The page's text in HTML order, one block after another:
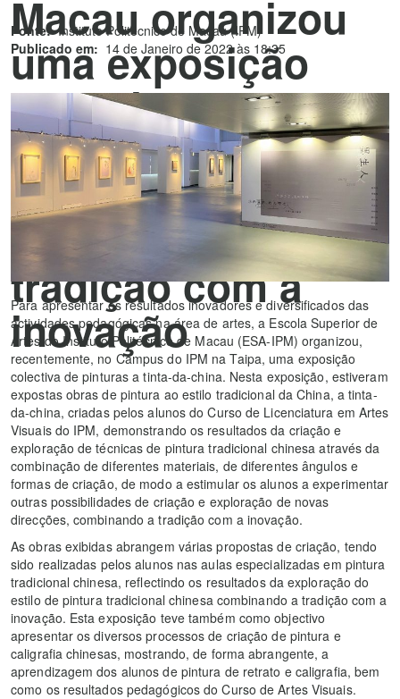
Macau organizou
uma exposição
colectiva de
pinturas a “tinta-
da-china”
combinando a
tradição com a
inovação
Fonte: Instituto Politécnico de Macau (IPM)
Publicado em: 14 de Janeiro de 2022 às 18:35
Para apresentar os resultados inovadores e diversificados das
actividades pedagógicas na área de artes, a Escola Superior de
Artes do Instituto Politécnico de Macau (ESA-IPM) organizou,
recentemente, no Campus do IPM na Taipa, uma exposição
colectiva de pinturas a tinta-da-china. Nesta exposição, estiveram
expostas obras de pintura ao estilo tradicional da China, a tinta-
da-china, criadas pelos alunos do Curso de Licenciatura em Artes
Visuais do IPM, demonstrando os resultados da criação e
exploração de técnicas de pintura tradicional chinesa através da
combinação de diferentes materiais, de diferentes ângulos e
formas de criação, de modo a estimular os alunos a experimentar
outras possibilidades de criação e exploração de novas
direcções, combinando a tradição com a inovação.
As obras exibidas abrangem várias propostas de criação, tendo
sido realizadas pelos alunos nas aulas especializadas em pintura
tradicional chinesa, reflectindo os resultados da exploração do
estilo de pintura tradicional chinesa combinando a tradição com a
inovação. Esta exposição teve também como objectivo
apresentar os diversos processos de criação de pintura e
caligrafia chinesas, mostrando, de forma abrangente, a
aprendizagem dos alunos de pintura de retrato e caligrafia, bem
como os resultados pedagógicos do Curso de Artes Visuais.